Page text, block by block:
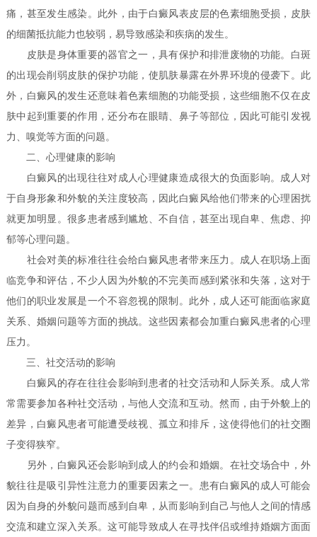
痛，甚至发生感染。此外，由于白癜风表皮层的色素细胞受损，皮肤
的细菌抵抗能力也较弱，易导致感染和疾病的发生。
皮肤是身体重要的器官之一，具有保护和排泄废物的功能。白斑
的出现会削弱皮肤的保护功能，使肌肤暴露在外界环境的侵袭下。此
外，白癜风的发生还意味着色素细胞的功能受损，这些细胞不仅在皮
肤中起到重要的作用，还分布在眼睛、鼻子等部位，因此可能引发视
力、嗅觉等方面的问题。
二、心理健康的影响
白癜风的出现往往对成人心理健康造成很大的负面影响。成人对
于自身形象和外貌的关注度较高，因此白癜风给他们带来的心理困扰
就更加明显。很多患者感到尴尬、不自信，甚至出现自卑、焦虑、抑
郁等心理问题。
社会对美的标准往往会给白癜风患者带来压力。成人在职场上面
临竞争和评估，不少人因为外貌的不完美而感到紧张和失落，这对于
他们的职业发展是一个不容忽视的限制。此外，成人还可能面临家庭
关系、婚姻问题等方面的挑战。这些因素都会加重白癜风患者的心理
压力。
三、社交活动的影响
白癜风的存在往往会影响到患者的社交活动和人际关系。成人常
常需要参加各种社交活动，与他人交流和互动。然而，由于外貌上的
差异，白癜风患者可能遭受歧视、孤立和排斥，这使得他们的社交圈
子变得狭窄。
另外，白癜风还会影响到成人的约会和婚姻。在社交场合中，外
貌往往是吸引异性注意力的重要因素之一。患有白癜风的成人可能会
因为自身的外貌问题而感到自卑，从而影响到自己与他人之间的情感
交流和建立深入关系。这可能导致成人在寻找伴侣或维持婚姻方面面